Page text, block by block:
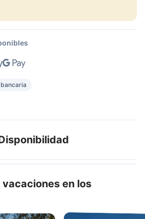
en los